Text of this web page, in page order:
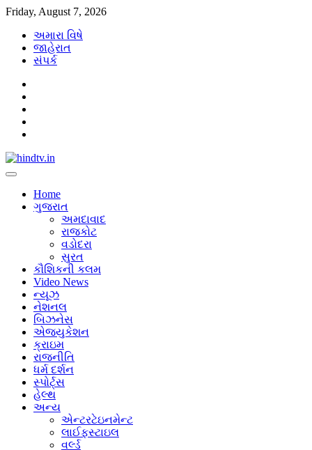
Skip
content
Friday, August 7, 2026
અમારા વિષે
જાહેરાત
સંપર્ક
Home
ગુજરાત
અમદાવાદ
રાજકોટ
વડોદરા
સુરત
કૌશિકની કલમ
Video News
ન્યૂઝ
નેશનલ
બિઝનેસ
એજ્યુકેશન
ક્રાઇમ
રાજનીતિ
ધર્મ દર્શન
સ્પોર્ટ્સ
હેલ્થ
અન્ય
એન્ટરટેઇનમેન્ટ
લાઈફસ્ટાઇલ
વર્લ્ડ